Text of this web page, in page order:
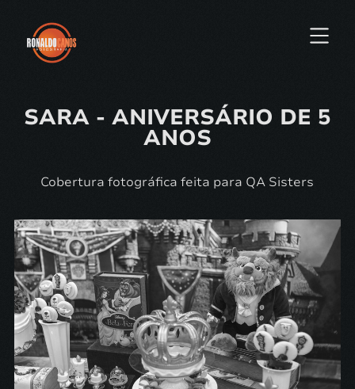
SARA - ANIVERSÁRIO DE 5
ANOS
Cobertura fotográfica feita para QA Sisters